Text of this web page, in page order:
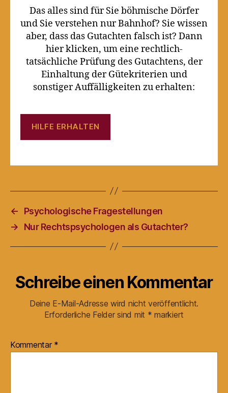
Das alles sind für Sie böhmische Dörfer
und Sie verstehen nur Bahnhof? Sie wissen
aber, dass das Gutachten falsch ist? Dann
hier klicken, um eine rechtlich-
tatsächliche Prüfung des Gutachtens, der
Einhaltung der Gütekriterien und
sonstiger Auffälligkeiten zu erhalten:
HILFE ERHALTEN
←
Psychologische Fragestellungen
→
Nur Rechtspsychologen als Gutachter?
Schreibe einen Kommentar
Deine E-Mail-Adresse wird nicht veröffentlicht.
Erforderliche Felder sind mit * markiert
Kommentar *